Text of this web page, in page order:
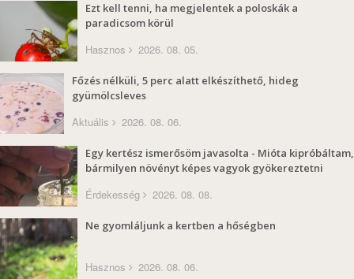
Ezt kell tenni, ha megjelentek a poloskák a
paradicsom körül
Hasznos 2026. 08. 05.
Főzés nélküli, 5 perc alatt elkészíthető, hideg
gyümölcsleves
Aktuális 2026. 08. 06.
Egy kertész ismerősöm javasolta - Mióta kipróbáltam,
bármilyen növényt képes vagyok gyökereztetni
Érdekesség 2026. 08. 08.
Ne gyomláljunk a kertben a hőségben
Hasznos 2026. 08. 06.